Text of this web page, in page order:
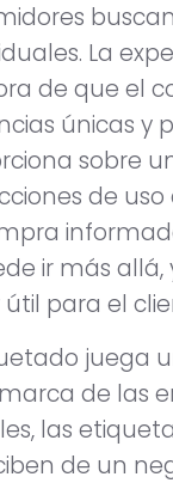
La
de que el
únicas y
sobre
de
ir más
para el
de las
las
de un